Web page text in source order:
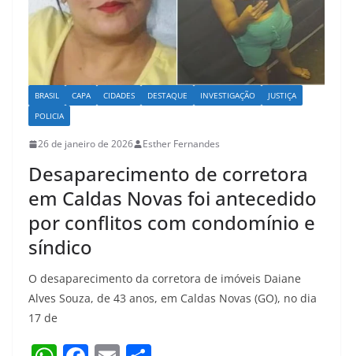
BRASIL CAPA CIDADES DESTAQUE INVESTIGAÇÃO
JUSTIÇA
POLICIA
26 de janeiro de 2026 Esther Fernandes
Desaparecimento de corretora
em Caldas Novas foi antecedido
por conflitos com condomínio e
síndico
O desaparecimento da corretora de imóveis Daiane
Alves Souza, de 43 anos, em Caldas Novas (GO), no dia
17 de